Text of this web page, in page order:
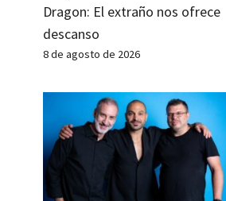
Dragon: El extraño nos ofrece
descanso
8 de agosto de 2026